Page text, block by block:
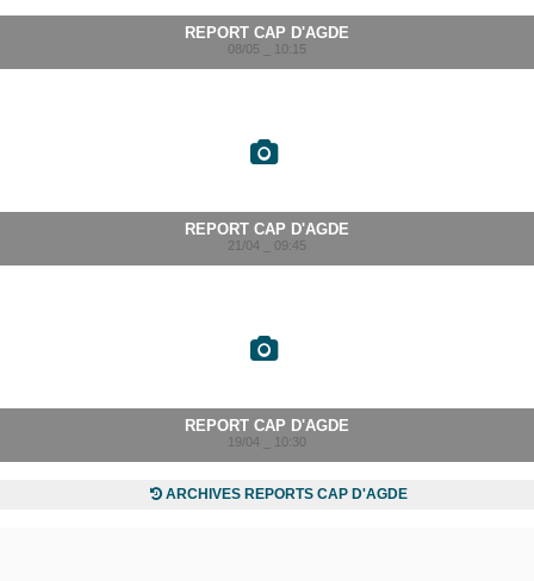
REPORT CAP D'AGDE
08/05 _ 10:15
REPORT CAP D'AGDE
21/04 _ 09:45
REPORT CAP D'AGDE
19/04 _ 10:30
ARCHIVES REPORTS CAP D'AGDE